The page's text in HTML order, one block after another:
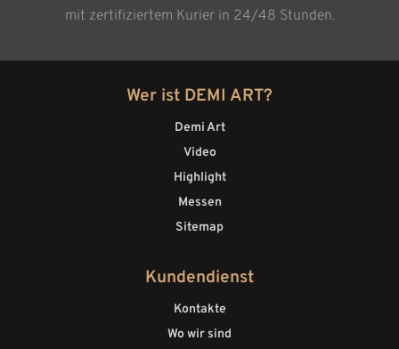
mit zertifiziertem Kurier in 24/48 Stunden.
Wer ist DEMI ART?
Demi Art
Video
Highlight
Messen
Sitemap
Kundendienst
Kontakte
Wo wir sind